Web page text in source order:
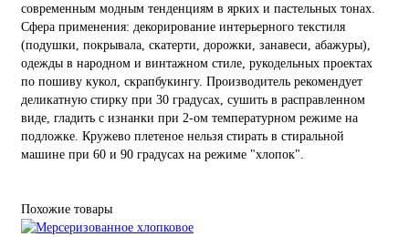
современным модным тенденциям в ярких и пастельных тонах.
Сфера применения: декорирование интерьерного текстиля
(подушки, покрывала, скатерти, дорожки, занавеси, абажуры),
одежды в народном и винтажном стиле, рукодельных проектах
по пошиву кукол, скрапбукингу. Производитель рекомендует
деликатную стирку при 30 градусах, сушить в расправленном
виде, гладить с изнанки при 2-ом температурном режиме на
подложке. Кружево плетеное нельзя стирать в стиральной
машине при 60 и 90 градусах на режиме "хлопок".
Похожие товары